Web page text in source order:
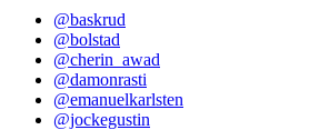
@baskrud
@bolstad
@cherin_awad
@damonrasti
@emanuelkarlsten
@jockegustin